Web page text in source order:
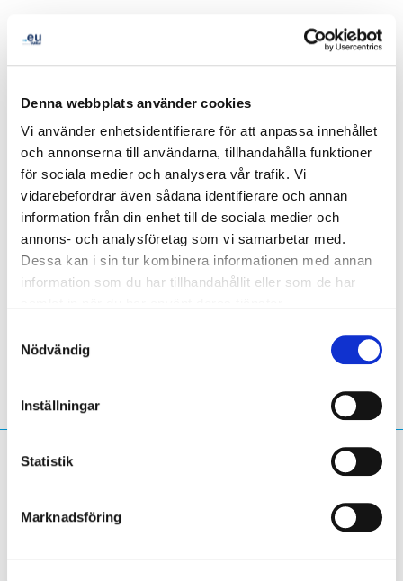
Denna webbplats använder cookies
Vi använder enhetsidentifierare för att anpassa innehållet
och annonserna till användarna, tillhandahålla funktioner
för sociala medier och analysera vår trafik. Vi
vidarebefordrar även sådana identifierare och annan
information från din enhet till de sociala medier och
annons- och analysföretag som vi samarbetar med.
Dessa kan i sin tur kombinera informationen med annan
information som du har tillhandahållit eller som de har
Nödvändig
Inställningar
Statistik
Marknadsföring
1000 trees to celebrate our 15th anniversary and our
green commitment since 2012.
The EURid forest consists of a variety of trees that were
planted in Columbia, Guatemala, Haiti, Kenya and
Madagascar. Those trees can absorb enough CO2 from
the atmosphere to fill up 1223 trucks!
Vad söker du efter?